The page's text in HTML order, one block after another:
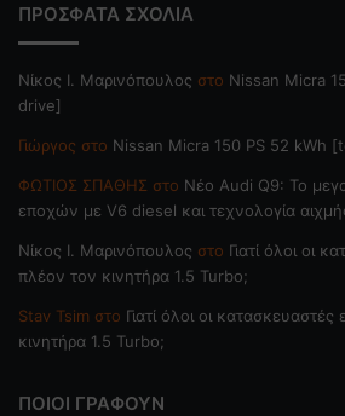
ΠΡΟΣΦΑΤΑ ΣΧΟΛΙΑ
Nίκος Ι. Mαρινόπουλος στο Nissan Micra
drive]
Γιώργος στο Nissan Micra 150 PS 52 kWh
ΦΩΤΙΟΣ ΣΠΑΘΗΣ στο Νέο Audi Q9: Το
εποχών με V6 diesel και τεχνολογία
Nίκος Ι. Mαρινόπουλος στο Γιατί όλοι οι
πλέον τον κινητήρα 1.5 Turbo;
Stav Tsim στο Γιατί όλοι οι
κινητήρα 1.5 Turbo;
ΠΟΙΟΙ ΓΡΑΦΟΥΝ